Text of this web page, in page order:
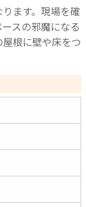
ます。現場を確
スの邪魔になる
根に壁や床をつ